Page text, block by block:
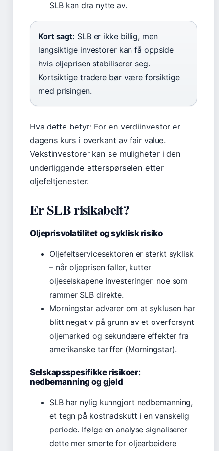
SLB kan dra nytte av.
Kort sagt: SLB er ikke billig, men
langsiktige investorer kan få oppside
hvis oljeprisen stabiliserer seg.
Kortsiktige tradere bør være forsiktige
med prisingen.
Hva dette betyr: For en verdiinvestor er
dagens kurs i overkant av fair value.
Vekstinvestorer kan se muligheter i den
underliggende etterspørselen etter
oljefeltjenester.
Er SLB risikabelt?
Oljeprisvolatilitet og syklisk risiko
Oljefeltservicesektoren er sterkt syklisk
– når oljeprisen faller, kutter
oljeselskapene investeringer, noe som
rammer SLB direkte.
Morningstar advarer om at syklusen har
blitt negativ på grunn av et overforsynt
oljemarked og sekundære effekter fra
amerikanske tariffer (Morningstar).
Selskapsspesifikke risikoer:
nedbemanning og gjeld
SLB har nylig kunngjort nedbemanning,
et tegn på kostnadskutt i en vanskelig
periode. Ifølge en analyse signaliserer
dette mer smerte for oljearbeidere